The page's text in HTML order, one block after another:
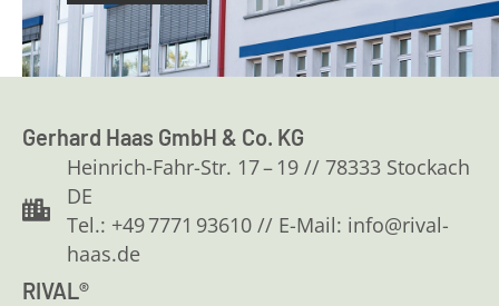
Gerhard Haas GmbH & Co. KG
Heinrich-Fahr-Str. 17 – 19 // 78333 Stockach
DE
Tel.: +49 7771 93610 // E-Mail: info@rival-
haas.de
RIVAL®